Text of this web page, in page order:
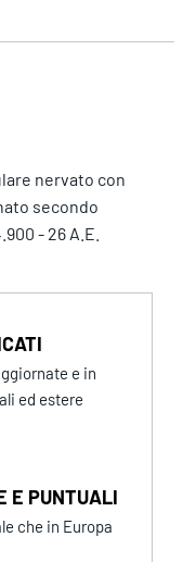
nervato con
secondo
- 26 A.E.
e in
ed estere
E PUNTUALI
che in Europa